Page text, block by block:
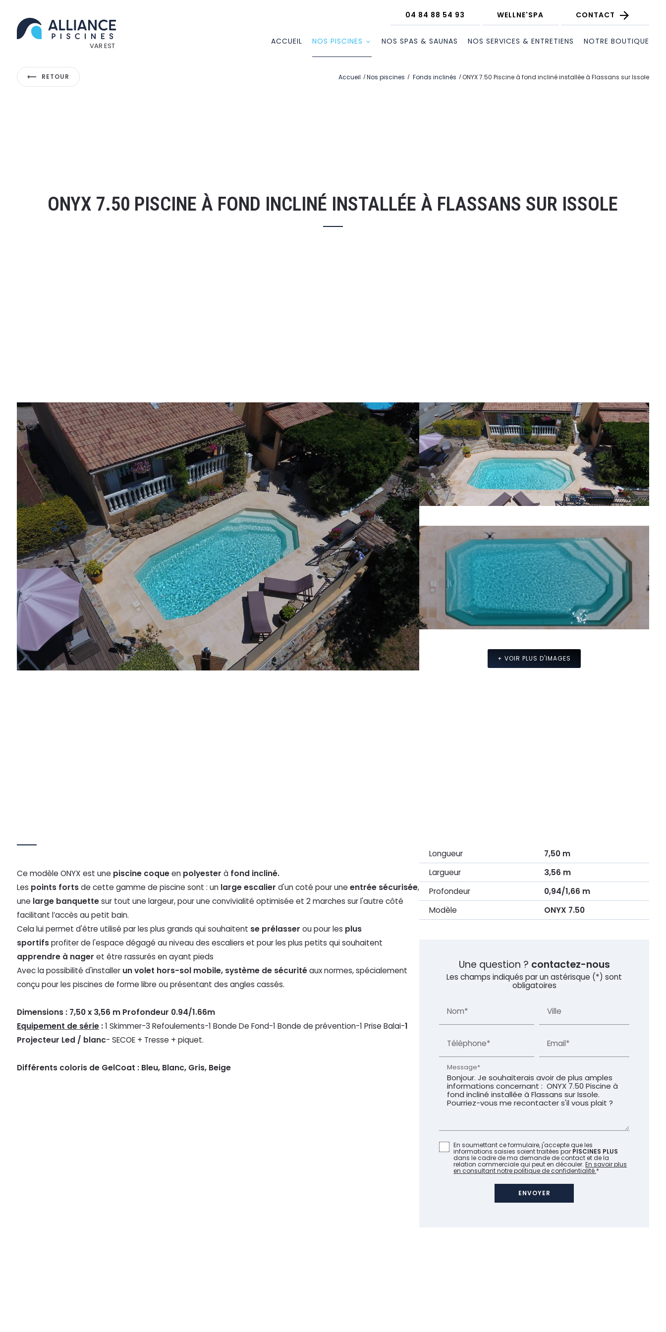
04 84 88 54 93 WELLNE'SPA CONTACT
ACCUEIL NOS PISCINES NOS SPAS & SAUNAS NOS SERVICES & ENTRETIENS NOTRE BOUTIQUE
Accueil Nos piscines Fonds inclinés ONYX 7.50 Piscine à fond incliné installée à Flassans sur Issole
RETOUR
ONYX 7.50 PISCINE À FOND INCLINÉ INSTALLÉE À FLASSANS SUR ISSOLE
+ VOIR PLUS D'IMAGES
Ce modèle ONYX est une piscine coqueenpolyester à fond incliné.
Les points fortsde cette gamme de piscine sont : un large escalier d'un coté pour une entrée sécurisée,
une large banquettesur tout une largeur, pour une convivialité optimisée et 2 marches sur l'autre côté
facilitant l’accès au petit bain.
Cela lui permet d'être utilisé par les plus grands qui souhaitent se prélasser ou pour les plus
sportifsprofiter de l'espace dégagé au niveau des escaliers et pour les plus petits qui souhaitent
apprendre à nager et être rassurés en ayant pieds
Avec la possibilité d'installer un volet hors-sol mobile, système de sécuritéaux normes, spécialement
conçu pour les piscines de forme libre ou présentant des angles cassés.
Dimensions : 7,50 x 3,56 m Profondeur 0.94/1.66m
Equipement de série:1 Skimmer-3 Refoulements-1 Bonde De Fond-1 Bonde de prévention-1 Prise Balai-1
Projecteur Led / blanc- SECOE + Tresse + piquet.
Différents coloris de GelCoat : Bleu, Blanc, Gris, Beige
Longueur
7,50 m
Largueur
3,56 m
Profondeur
0,94/1,66 m
Modèle
ONYX 7.50
Une question ? contactez-nous
Les champs indiqués par un astérisque (*) sont
obligatoires
Nom* Ville
Téléphone* Email*
Message*
En soumettant ce formulaire, j'accepte que les
informations saisies soient traitées par PISCINES PLUS
dans le cadre de ma demande de contact et de la
relation commerciale qui peut en découler.En savoir plus
en consultant notre politique de confidentialité.*